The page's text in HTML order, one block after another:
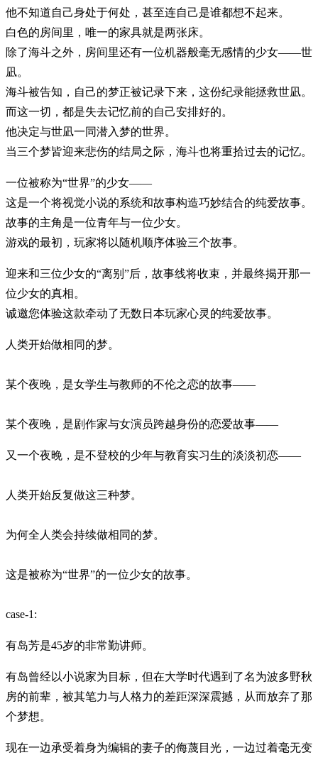
他不知道自己身处于何处，甚至连自己是谁都想不起来。
白色的房间里，唯一的家具就是两张床。
除了海斗之外，房间里还有一位机器般毫无感情的少女——世
凪。
海斗被告知，自己的梦正被记录下来，这份纪录能拯救世凪。
而这一切，都是失去记忆前的自己安排好的。
他决定与世凪一同潜入梦的世界。
当三个梦皆迎来悲伤的结局之际，海斗也将重拾过去的记忆。
一位被称为“世界”的少女——
这是一个将视觉小说的系统和故事构造巧妙结合的纯爱故事。
故事的主角是一位青年与一位少女。
游戏的最初，玩家将以随机顺序体验三个故事。
迎来和三位少女的“离别”后，故事线将收束，并最终揭开那一
位少女的真相。
诚邀您体验这款牵动了无数日本玩家心灵的纯爱故事。
人类开始做相同的梦。
某个夜晚，是女学生与教师的不伦之恋的故事——
某个夜晚，是剧作家与女演员跨越身份的恋爱故事——
又一个夜晚，是不登校的少年与教育实习生的淡淡初恋——
人类开始反复做这三种梦。
为何全人类会持续做相同的梦。
这是被称为“世界”的一位少女的故事。
case-1:
有岛芳是45岁的非常勤讲师。
有岛曾经以小说家为目标，但在大学时代遇到了名为波多野秋
房的前辈，被其笔力与人格力的差距深深震撼，从而放弃了那
个梦想。
现在一边承受着身为编辑的妻子的侮蔑目光，一边过着毫无变